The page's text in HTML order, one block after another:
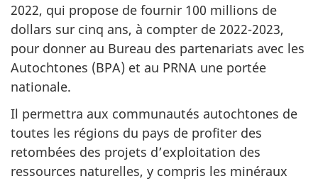
2022, qui propose de fournir 100 millions de
dollars sur cinq ans, à compter de 2022-2023,
pour donner au Bureau des partenariats avec les
Autochtones (BPA) et au PRNA une portée
nationale.
Il permettra aux communautés autochtones de
toutes les régions du pays de profiter des
retombées des projets d’exploitation des
ressources naturelles, y compris les minéraux